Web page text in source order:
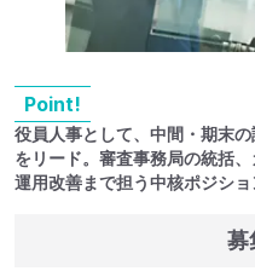
Point!
役員人事として、中間・期末
をリード。審査事務局の統括
運用改善まで担う中核ポジショ
募